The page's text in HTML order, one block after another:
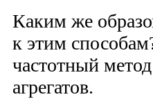
Каким же
к этим
частотный
агрегатов.